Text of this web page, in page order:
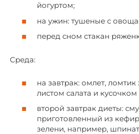
йогуртом;
на ужин: тушеные с
перед сном стакан
Среда:
на завтрак: омлет,
листом салата и
второй завтрак диеты:
приготовленный из
зелени, например,